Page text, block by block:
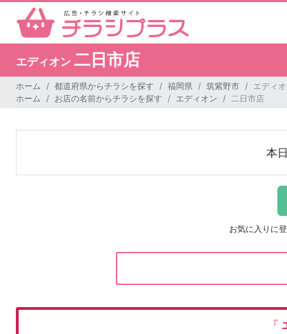
エディオン 二日市店
ホーム 都道府県からチラシを探す 福岡県 筑紫野市
エディ
ホーム
お店の名前からチラシを探す エディオン 二日市店
本
お気に入りに
「